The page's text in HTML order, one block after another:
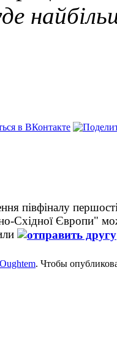
півфіналу
Східної Європи"
Oughtem. Чтобы